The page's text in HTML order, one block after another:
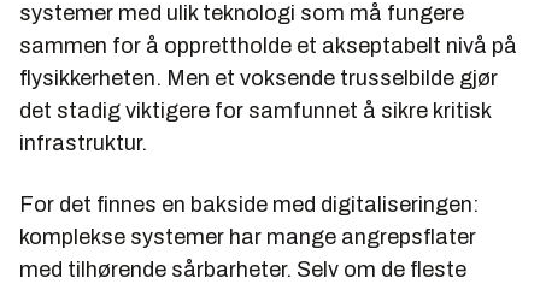
systemer med ulik teknologi som må fungere
sammen for å opprettholde et akseptabelt nivå på
flysikkerheten. Men et voksende trusselbilde gjør
det stadig viktigere for samfunnet å sikre kritisk
infrastruktur.
For det finnes en bakside med digitaliseringen:
komplekse systemer har mange angrepsflater
med tilhørende sårbarheter. Selv om de fleste